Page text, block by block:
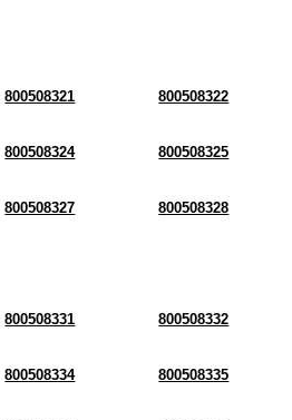
800508321 800508322
800508324 800508325
800508327 800508328
800508331 800508332
800508334 800508335